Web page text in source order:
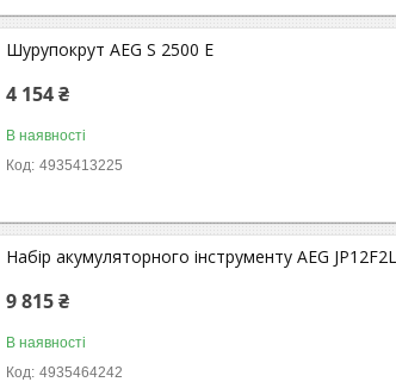
Шурупокрут AEG S 2500 E
4 154 ₴
В наявності
4935413225
Набір акумуляторного інструменту AEG
9 815 ₴
В наявності
4935464242